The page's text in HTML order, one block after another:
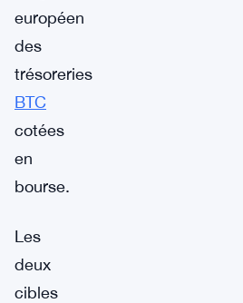
européen
des
trésoreries
BTC
cotées
en
bourse.
Les
deux
cibles